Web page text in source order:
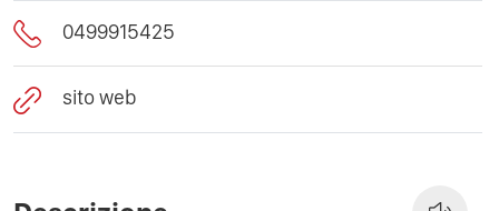
0499915425
sito web